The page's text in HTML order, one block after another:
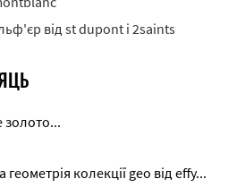
від st dupont і 2saints
золото...
геометрія колекції geo від effy...